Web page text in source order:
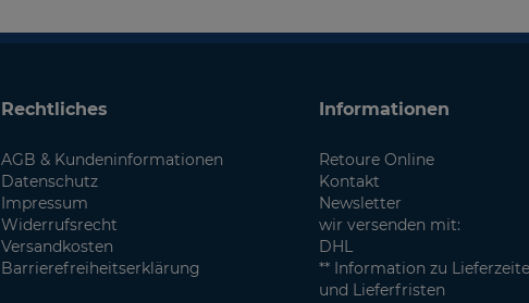
Rechtliches
AGB & Kundeninformationen
Datenschutz
Impressum
Widerrufsrecht
Versandkosten
Barrierefreiheitserklärung
Informationen
Retoure Online
Kontakt
Newsletter
wir versenden mit:
DHL
** Information zu
und Lieferfristen